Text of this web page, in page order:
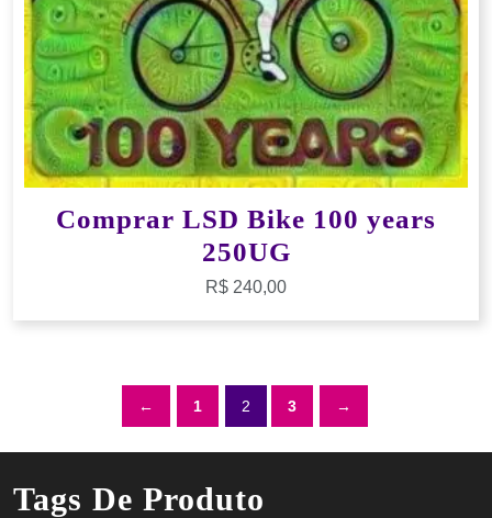
Comprar LSD Bike 100 years
250UG
R$ 240,00
← 1 2 3 →
Tags De Produto